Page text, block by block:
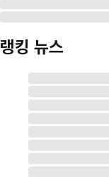
랭킹 뉴스